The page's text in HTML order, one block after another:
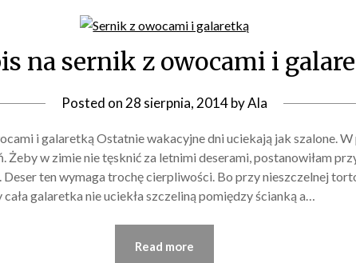
na sernik z owocami i
Posted on 28 sierpnia, 2014byAla
i galaretką Ostatnie wakacyjne dni uciekają jak szalone.
Żeby w zimie nie tęsknić za letnimi deserami, postanowiłam
Deser ten wymaga trochę cierpliwości. Bo przy nieszczelnej
galaretka nie uciekła szczeliną pomiędzy ścianką a…
Read more